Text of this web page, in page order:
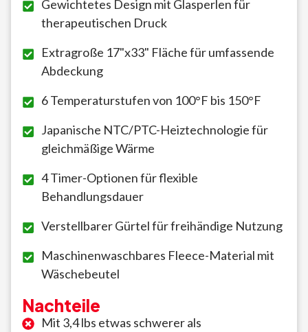
Gewichtetes Design mit Glasperlen für
therapeutischen Druck
Extragroße 17"x33" Fläche für umfassende
Abdeckung
6 Temperaturstufen von 100°F bis 150°F
Japanische NTC/PTC-Heiztechnologie für
gleichmäßige Wärme
4 Timer-Optionen für flexible
Behandlungsdauer
Verstellbarer Gürtel für freihändige Nutzung
Maschinenwaschbares Fleece-Material mit
Wäschebeutel
Nachteile
Mit 3,4 lbs etwas schwerer als